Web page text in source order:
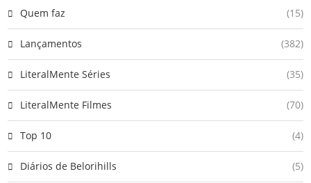
Quem faz (15)
Lançamentos (382)
LiteralMente Séries (35)
LiteralMente Filmes (70)
Top 10 (4)
Diários de Belorihills (5)